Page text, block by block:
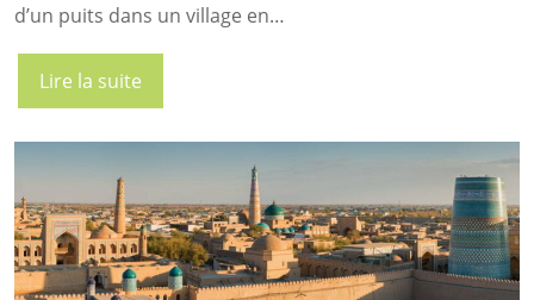
d’un puits dans un village en…
Lire la suite